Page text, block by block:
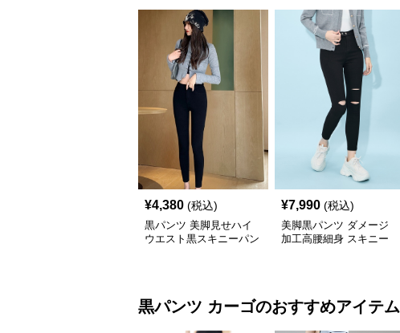
¥4,380 (税込)
黒パンツ 美脚見せハイ
ウエスト黒スキニーパン
¥7,990 (税込)
美脚黒パンツ ダメージ
加工高腰細身 スキニー
黒パンツ カーゴのおすすめアイテム